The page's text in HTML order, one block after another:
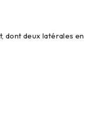
dont deux latérales en